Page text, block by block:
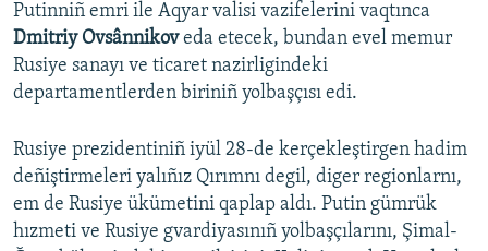
Putinniñ emri ile Aqyar valisi vazifelerini vaqtınca
Dmitriy Ovsânnikoveda etecek, bundan evel memur
Rusiye sanayı ve ticaret nazirligindeki
departamentlerden biriniñ yolbaşçısı edi.
Rusiye prezidentiniñ iyül 28-de kerçekleştirgen hadim
deñiştirmeleri yalıñız Qırımnı degil, diger regionlarnı,
em de Rusiye ükümetini qaplap aldı. Putin gümrük
hızmeti ve Rusiye gvardiyasınıñ yolbaşçılarını, Şimal-